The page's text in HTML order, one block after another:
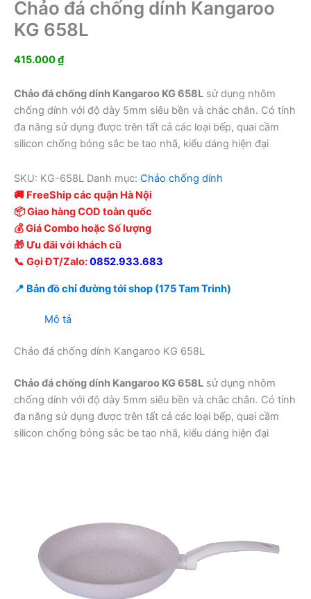
Chảo đá chống dính Kangaroo
KG 658L
415.000₫
Chảo đá chống dính Kangaroo KG 658L sử dụng nhôm
chống dính với độ dày 5mm siêu bền và chắc chắn. Có tính
đa năng sử dụng được trên tất cả các loại bếp, quai cầm
silicon chống bỏng sắc be tao nhã, kiểu dáng hiện đại
SKU: KG-658L Danh mục: Chảo chống dính
🚚 FreeShip các quận Hà Nội
📦 Giao hàng COD toàn quốc
💰 Giá Combo hoặc Số lượng
🎁 Ưu đãi với khách cũ
📞 Gọi ĐT/Zalo:0852.933.683
📍 Bản đồ chỉ đường tới shop (175 Tam Trinh)
Mô tả
Chảo đá chống dính Kangaroo KG 658L
Chảo đá chống dính Kangaroo KG 658L sử dụng nhôm
chống dính với độ dày 5mm siêu bền và chắc chắn. Có tính
đa năng sử dụng được trên tất cả các loại bếp, quai cầm
silicon chống bỏng sắc be tao nhã, kiểu dáng hiện đại